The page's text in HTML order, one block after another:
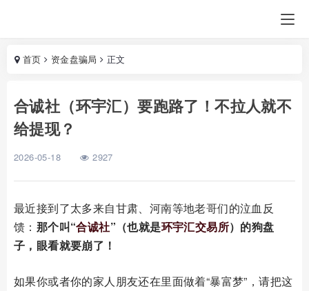
首页 资金盘骗局 正文
合诚社（环宇汇）要跑路了！不拉人就不
给提现？
2026-05-18 2927
最近接到了太多来自甘肃、河南等地老哥们的泣血反
馈： 那个叫“合诚社”（也就是环宇汇交易所）的狗盘
子，眼看就要崩了！
如果你或者你的家人朋友还在里面做着“暴富梦”，请把这